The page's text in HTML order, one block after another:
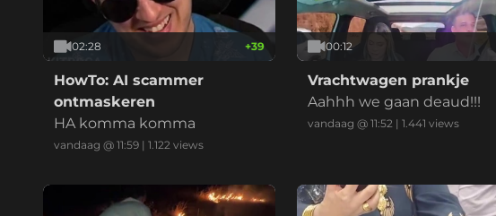
02:28 +39
HowTo: AI scammer
ontmaskeren
HA komma komma
vandaag @ 11:59 | 1.122 views
00:12
Vrachtwagen prankje
Aahhh we gaan deaud!!!
vandaag @ 11:52 | 1.441 views